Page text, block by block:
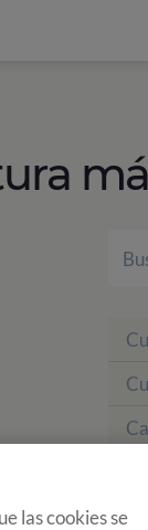
las cookies se